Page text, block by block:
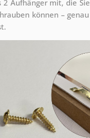
Aufhänger mit, die
können –